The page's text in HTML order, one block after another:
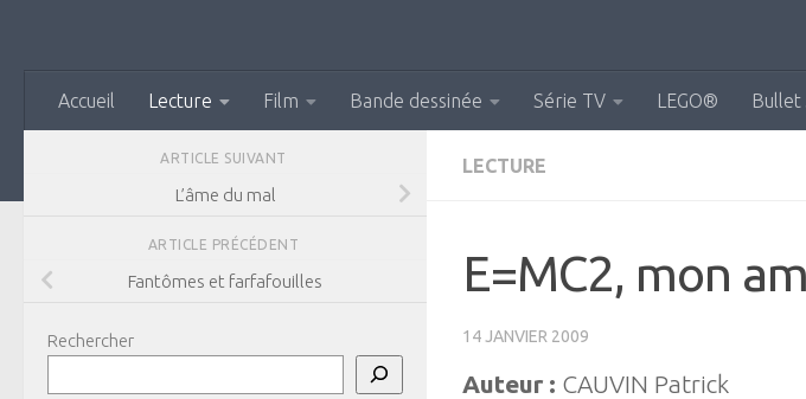
Accueil Lecture Film Bande dessinée Série TV LEGO® Bullet
LECTURE
E=MC2, mon
14 JANVIER 2009
Auteur : CAUVIN Patrick
ARTICLE SUIVANT
L’âme du mal
ARTICLE PRÉCÉDENT
Fantômes et farfafouilles
Rechercher